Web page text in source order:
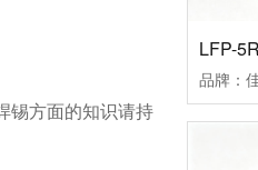
锡方面的知识请持